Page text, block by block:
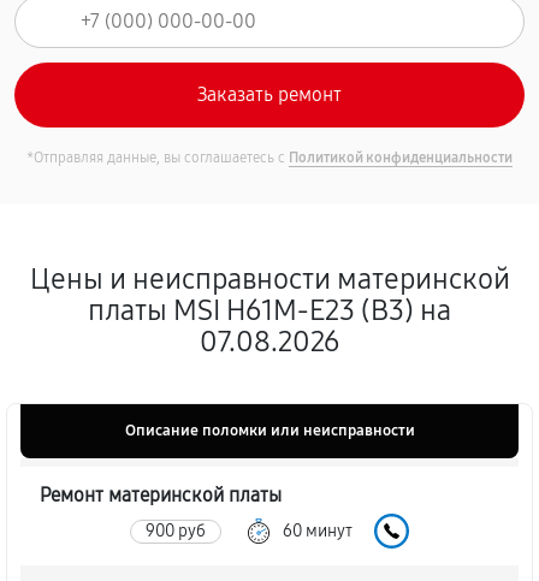
*Отправляя данные, вы соглашаетесь с Политикой конфиденциальности
Цены и неисправности материнской
платы MSI H61M-E23 (B3) на
07.08.2026
Описание поломки или неисправности
Ремонт материнской платы
900 руб 60 минут